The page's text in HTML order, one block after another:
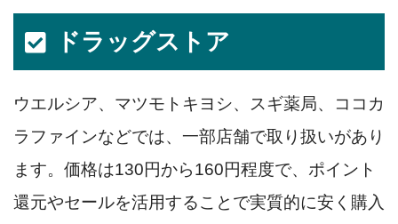
ドラッグストア
ウエルシア、マツモトキヨシ、スギ薬局、ココカ
ラファインなどでは、一部店舗で取り扱いがあり
ます。価格は130円から160円程度で、ポイント
還元やセールを活用することで実質的に安く購入